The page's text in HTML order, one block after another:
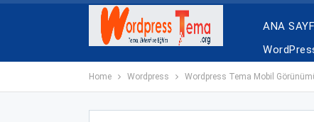
ANA
Home Wordpress Wordpress Tema Mobil